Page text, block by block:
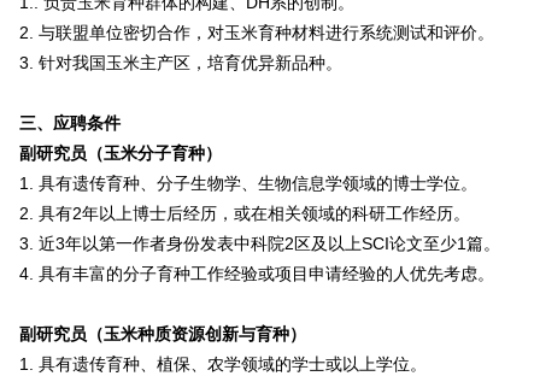
2. 与联盟单位密切合作，对玉米育种材料进行系统测试和评价。
3. 针对我国玉米主产区，培育优异新品种。
三、应聘条件
副研究员（玉米分子育种）
1. 具有遗传育种、分子生物学、生物信息学领域的博士学位。
2. 具有2年以上博士后经历，或在相关领域的科研工作经历。
3. 近3年以第一作者身份发表中科院2区及以上SCI论文至少1篇。
4. 具有丰富的分子育种工作经验或项目申请经验的人优先考虑。
副研究员（玉米种质资源创新与育种）
1. 具有遗传育种、植保、农学领域的学士或以上学位。